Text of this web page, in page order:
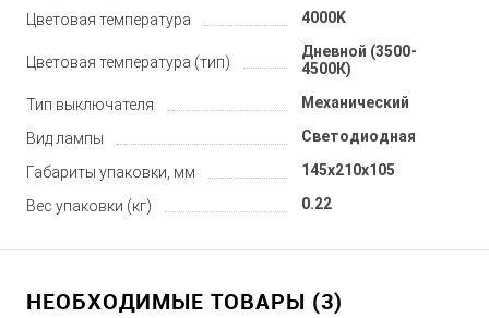
Цветовая температура 4000K
Цветовая температура (тип)
Дневной (3500-
4500К)
Тип выключателя Механический
Вид лампы Светодиодная
Габариты упаковки, мм 145x210x105
Вес упаковки (кг) 0.22
НЕОБХОДИМЫЕ ТОВАРЫ (3)